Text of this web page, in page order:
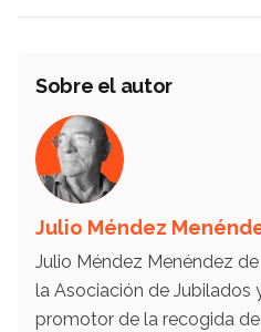
Sobre el autor
Julio Méndez
Julio Méndez Menéndez
la Asociación de Jubilados
promotor de la recogida